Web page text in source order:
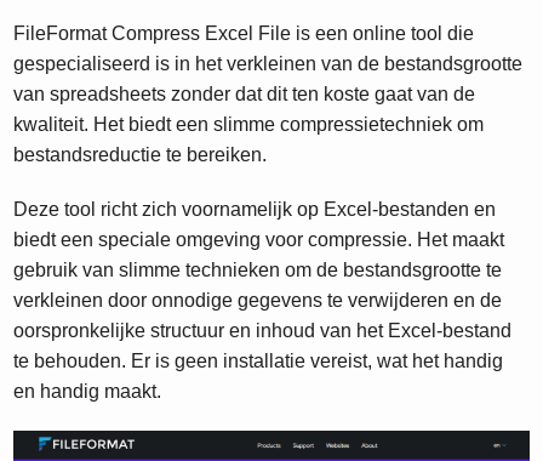
FileFormat Compress Excel File is een online tool die
gespecialiseerd is in het verkleinen van de bestandsgrootte
van spreadsheets zonder dat dit ten koste gaat van de
kwaliteit. Het biedt een slimme compressietechniek om
bestandsreductie te bereiken.
Deze tool richt zich voornamelijk op Excel-bestanden en
biedt een speciale omgeving voor compressie. Het maakt
gebruik van slimme technieken om de bestandsgrootte te
verkleinen door onnodige gegevens te verwijderen en de
oorspronkelijke structuur en inhoud van het Excel-bestand
te behouden. Er is geen installatie vereist, wat het handig
en handig maakt.